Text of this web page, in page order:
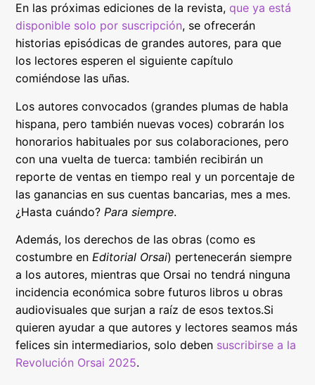
En las próximas ediciones de la revista,que ya está
disponible solo por suscripción, se ofrecerán
historias episódicas de grandes autores, para que
los lectores esperen el siguiente capítulo
comiéndose las uñas.
Los autores convocados (grandes plumas de habla
hispana, pero también nuevas voces) cobrarán los
honorarios habituales por sus colaboraciones, pero
con una vuelta de tuerca: también recibirán un
reporte de ventas en tiempo real y un porcentaje de
las ganancias en sus cuentas bancarias, mes a mes.
¿Hasta cuándo? Para siempre.
Además, los derechos de las obras (como es
costumbre enEditorial Orsai) pertenecerán siempre
a los autores, mientras que Orsai no tendrá ninguna
incidencia económica sobre futuros libros u obras
audiovisuales que surjan a raíz de esos textos.Si
quieren ayudar a que autores y lectores seamos más
felices sin intermediarios, solo deben suscribirse a la
Revolución Orsai 2025.